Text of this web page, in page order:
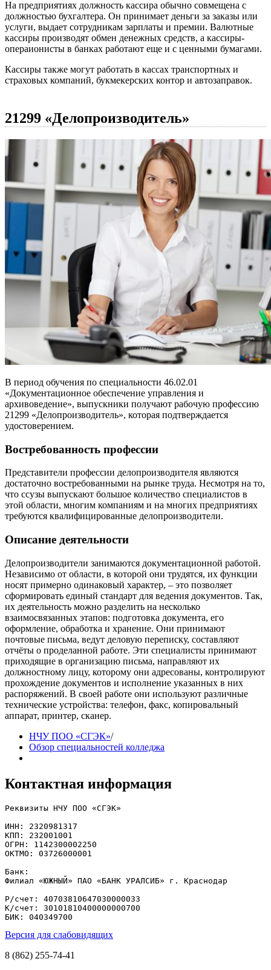
На предприятиях должность кассира обычно совмещена с
должностью бухгалтера. Он принимает деньги за заказы или
услуги, выдает сотрудникам зарплаты и премии. Валютные
кассиры производят обмен денежных средств, а кассиры-
операионисты в банках работают еще и с ценными бумагами.
Кассиры также могут работать в кассах транспортных и
страховых компаний, букмекерских контор и автозаправок.
21299 «Делопроизводитель»
В период обучения по специальности 46.02.01
«Документационное обеспечение управления и
архивоведение», выпускники получают рабочую профессию
21299 «Делопроизводитель», которая подтверждается
удостоверением.
Востребованность профессии
Представители профессии делопроизводителя являются
достаточно востребованными на рынке труда. Несмотря на то,
что ссузы выпускают большое количество специалистов в
этой области, многим компаниям и на многих предприятиях
требуются квалифицированные делопроизводители.
Описание деятельности
Делопроизводители занимаются документационной работой.
Независимо от области, в которой они трудятся, их функции
носят примерно одинаковый характер, – это позволяет
сформировать единый стандарт для ведения документов. Так,
их деятельность можно разделить на несколько
взаимосвязанных этапов: подготовка документа, его
оформление, обработка и хранение. Они принимают
почтовые письма, ведут деловую переписку, составляют
отчёты о проделанной работе. Эти специалисты принимают
приходящие в организацию письма, направляют их
должностному лицу, которому они адресованы, контролируют
прохождение документов и исполнение указанных в них
распоряжений. В своей работе они используют различные
технические устройства: телефон, факс, копировальный
аппарат, принтер, сканер.
НЧУ ПОО «СГЭК»/
Обзор специальностей колледжа
Контактная информация
Реквизиты НЧУ ПОО «СГЭК»
ИНН: 2320981317
КПП: 232001001
ОГРН: 1142300002250
ОКТМО: 03726000001
Банк:
Филиал «ЮЖНЫЙ» ПАО «БАНК УРАЛСИБ» г. Краснодар
Р/счет: 40703810647030000033
К/счет: 30101810400000000700
БИК: 040349700
Версия для слабовидящих
8 (862) 255-74-41